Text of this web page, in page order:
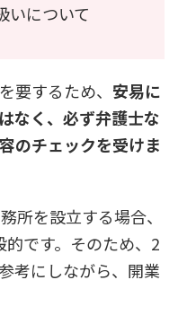
いについて
要するため、 安易に
なく、必ず弁護士な
のチェックを受けま
所を設立する場合、
です。そのため、2
考にしながら、開業